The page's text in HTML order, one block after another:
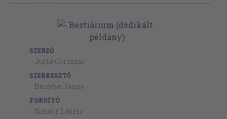
SZERZŐ
Julio Cortázar
SZERKESZTŐ
Benyhe János
FORDÍTÓ
Scholz László